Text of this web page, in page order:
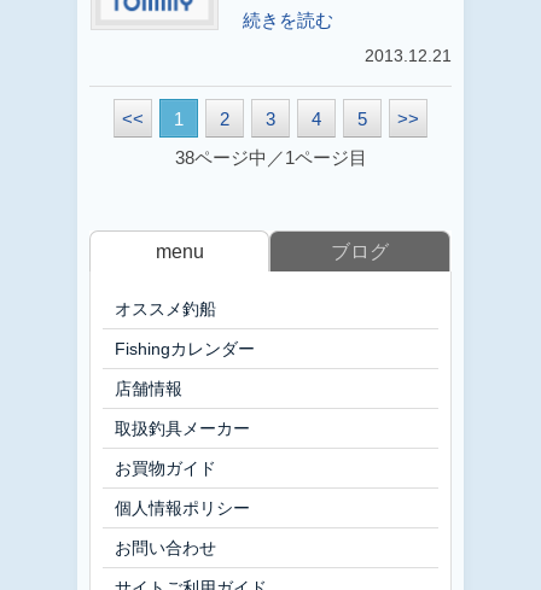
続きを読む
2013.12.21
<< 1 2 3 4 5
>>
38ページ中／1ページ目
menu ブログ
オススメ釣船
Fishingカレンダー
店舗情報
取扱釣具メーカー
お買物ガイド
個人情報ポリシー
お問い合わせ